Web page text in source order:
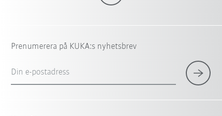
Prenumerera på KUKA:s nyhetsbrev
Din e-postadress